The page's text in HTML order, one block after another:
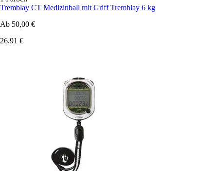
Tremblay CT Medizinball mit Griff Tremblay 6 kg
Ab 50,00 €
26,91 €